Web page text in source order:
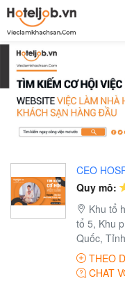
CEO
Quy mô:
Khu tổ
tổ 5, Khu
Quốc,
THEO
CHAT